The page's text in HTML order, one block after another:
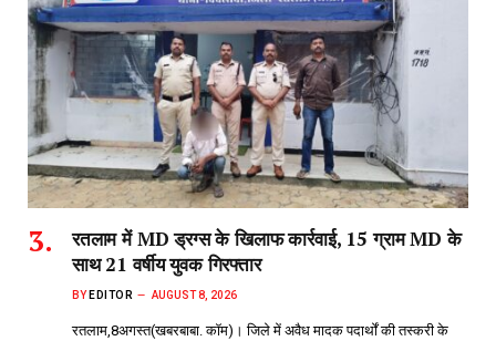
रतलाम में MD ड्रग्स के खिलाफ कार्रवाई, 15 ग्राम MD के
साथ 21 वर्षीय युवक गिरफ्तार
BY EDITOR AUGUST 8, 2026
रतलाम,8अगस्त(खबरबाबा. कॉम)। जिले में अवैध मादक पदार्थों की तस्करी के